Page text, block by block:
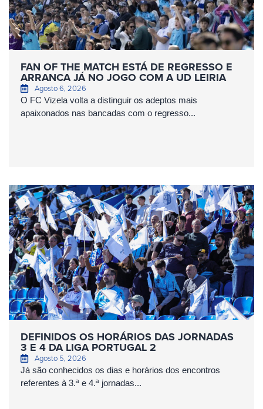
FAN OF THE MATCH ESTÁ DE REGRESSO E
ARRANCA JÁ NO JOGO COM A UD LEIRIA
Agosto 6, 2026
O FC Vizela volta a distinguir os adeptos mais
apaixonados nas bancadas com o regresso...
DEFINIDOS OS HORÁRIOS DAS JORNADAS
3 E 4 DA LIGA PORTUGAL 2
Agosto 5, 2026
Já são conhecidos os dias e horários dos encontros
referentes à 3.ª e 4.ª jornadas...